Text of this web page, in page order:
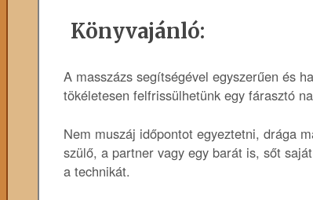
Könyvajánló:
A masszázs segítségével egyszerűen és
tökéletesen felfrissülhetünk egy fárasztó
Nem muszáj időpontot egyeztetni, drága
szülő, a partner vagy egy barát is, sőt
a technikát.